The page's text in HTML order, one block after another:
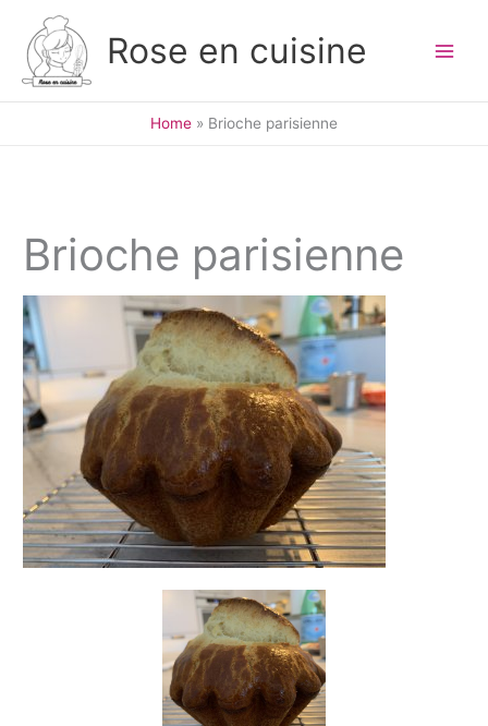
content
Rose en cuisine
Home Brioche parisienne
Brioche parisienne